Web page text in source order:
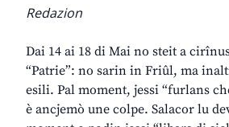
Redazion
Dai 14 ai 18 di Mai no steit a
“Patrie”: no sarin in Friûl, ma
esili. Pal moment, jessi “furlans
è ancjemò une colpe. Salacor lu